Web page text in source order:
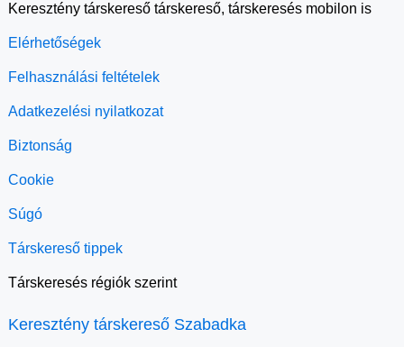
Keresztény társkereső társkereső, társkeresés mobilon is
Elérhetőségek
Felhasználási feltételek
Adatkezelési nyilatkozat
Biztonság
Cookie
Súgó
Társkereső tippek
Társkeresés régiók szerint
Keresztény társkereső Szabadka